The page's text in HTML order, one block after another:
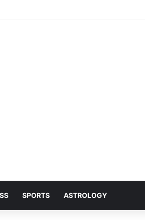
समिति की मासिक बैठक संपन्न, जीवित प्रमाण पत्र और
SPORTS ASTROLOGY